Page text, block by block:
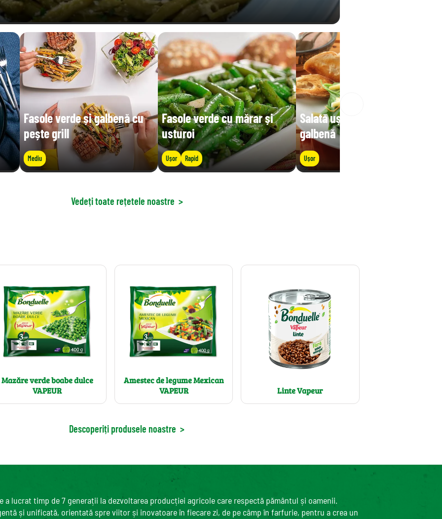
Fasole verde și galbenă cu
pește grill
Mediu
Fasole verde cu mărar și
usturoi
Ușor Rapid
Salată ușoară cu fasole
galbenă
Ușor
Vedeți toate rețetele noastre >
Mazăre verde boabe dulce
VAPEUR
Amestec de legume Mexican
VAPEUR
Linte Vapeur
Descoperiți produsele noastre >
a lucrat timp de 7 generații la dezvoltarea producției agricole care respectă pământul și oamenii.
și unificată, orientată spre viitor și inovatoare în fiecare zi, de pe câmp în farfurie, pentru a crea un